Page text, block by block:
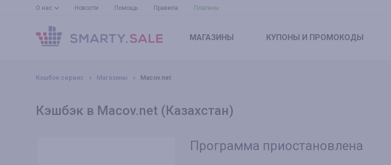
О нас Новости Помощь Правила Плагины
МАГАЗИНЫ КУПОНЫ И ПРОМОКОДЫ
Кэшбэк сервис Магазины Macov.net
Кэшбэк в Macov.net (Казахстан)
Программа приостановлена